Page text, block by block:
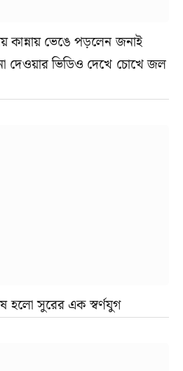
কান্নায় ভেঙে পড়লেন জনাই
দেওয়ার ভিডিও দেখে চোখে জল
হলো সুরের এক স্বর্ণযুগ